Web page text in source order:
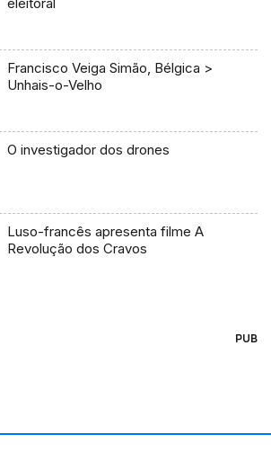
eleitoral
Francisco Veiga Simão, Bélgica >
Unhais-o-Velho
O investigador dos drones
Luso-francês apresenta filme A
Revolução dos Cravos
PUB